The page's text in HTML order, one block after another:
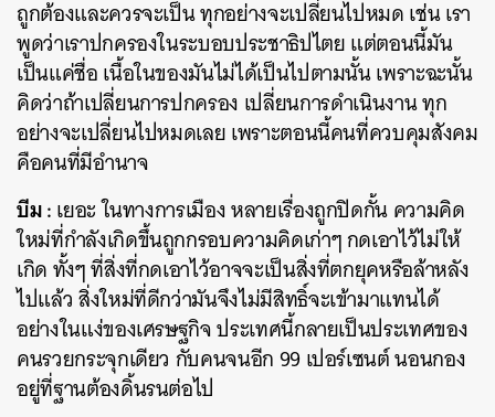
ถูกต้องและควรจะเป็น ทุกอย่างจะเปลี่ยนไปหมด เช่น เรา
พูดว่าเราปกครองในระบอบประชาธิปไตย แต่ตอนนี้มัน
เป็นแค่ชื่อ เนื้อในของมันไม่ได้เป็นไปตามนั้น เพราะฉะนั้น
คิดว่าถ้าเปลี่ยนการปกครอง เปลี่ยนการดำเนินงาน ทุก
อย่างจะเปลี่ยนไปหมดเลย เพราะตอนนี้คนที่ควบคุมสังคม
คือคนที่มีอำนาจ
บีม :เยอะ ในทางการเมือง หลายเรื่องถูกปิดกั้น ความคิด
ใหม่ที่กำลังเกิดขึ้นถูกกรอบความคิดเก่าๆ กดเอาไว้ไม่ให้
เกิด ทั้งๆ ที่สิ่งที่กดเอาไว้อาจจะเป็นสิ่งที่ตกยุคหรือล้าหลัง
ไปแล้ว สิ่งใหม่ที่ดีกว่ามันจึงไม่มีสิทธิ์จะเข้ามาแทนได้
อย่างในแง่ของเศรษฐกิจ ประเทศนี้กลายเป็นประเทศของ
คนรวยกระจุกเดียว กับคนจนอีก 99 เปอร์เซนต์ นอนกอง
อยู่ที่ฐานต้องดิ้นรนต่อไป